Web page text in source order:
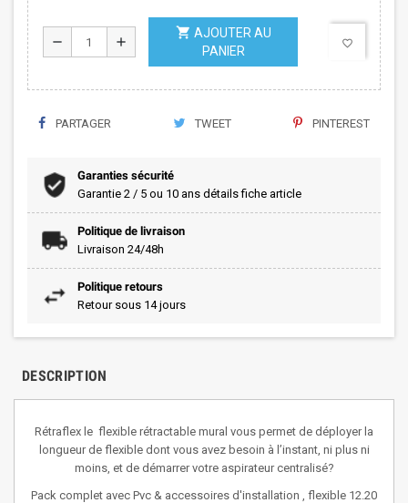
remove add
shopping_cart AJOUTER AU
PANIER
favorite_border
PARTAGER TWEET PINTEREST
Garanties sécurité
Garantie 2 / 5 ou 10 ans détails fiche article
Politique de livraison
Livraison 24/48h
Politique retours
Retour sous 14 jours
DESCRIPTION
Rétraflex le flexible rétractable mural vous permet de déployer la
longueur de flexible dont vous avez besoin à l’instant, ni plus ni
moins, et de démarrer votre aspirateur centralisé?
Pack complet avec Pvc & accessoires d'installation , flexible 12.20